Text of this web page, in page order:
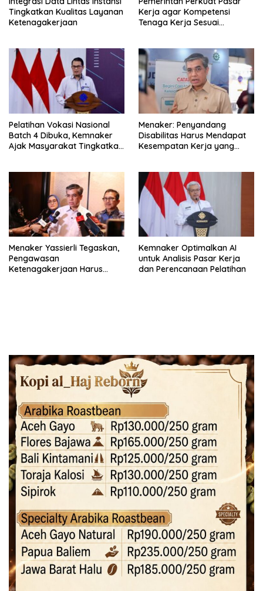
Tingkatkan Kualitas Layanan
Ketenagakerjaan
Kerja agar Kompetensi
Tenaga Kerja Sesuai
Pelatihan Vokasi Nasional
Batch 4 Dibuka, Kemnaker
Ajak Masyarakat Tingkatkan
Menaker: Penyandang
Disabilitas Harus Mendapat
Kesempatan Kerja yang
Menaker Yassierli Tegaskan,
Pengawasan
Ketenagakerjaan Harus
Kemnaker Optimalkan AI
untuk Analisis Pasar Kerja
dan Perencanaan Pelatihan